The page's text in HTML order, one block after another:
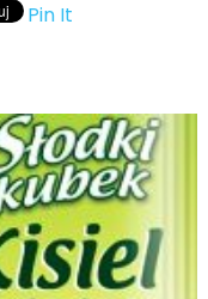
Pin It